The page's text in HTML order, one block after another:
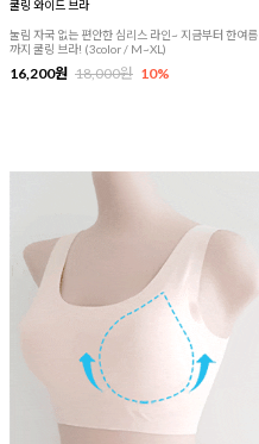
쿨링 와이드 브라
눌림 자국 없는 편안한 심리스 라인~ 지금부터 한여름
까지 쿨링 브라! (3color / M~XL)
16,200원 18,000원 10%